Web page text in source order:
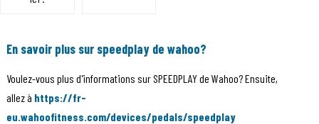
En savoir plus sur speedplay de wahoo?
Voulez-vous plus d'informations sur SPEEDPLAY de Wahoo? Ensuite,
allez à https://fr-
eu.wahoofitness.com/devices/pedals/speedplay